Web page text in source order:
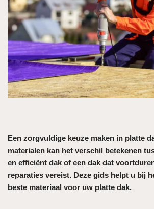
Een zorgvuldige keuze maken in platte
materialen kan het verschil betekenen
en efficiënt dak of een dak dat
reparaties vereist. Deze gids helpt u bij
beste materiaal voor uw platte dak.